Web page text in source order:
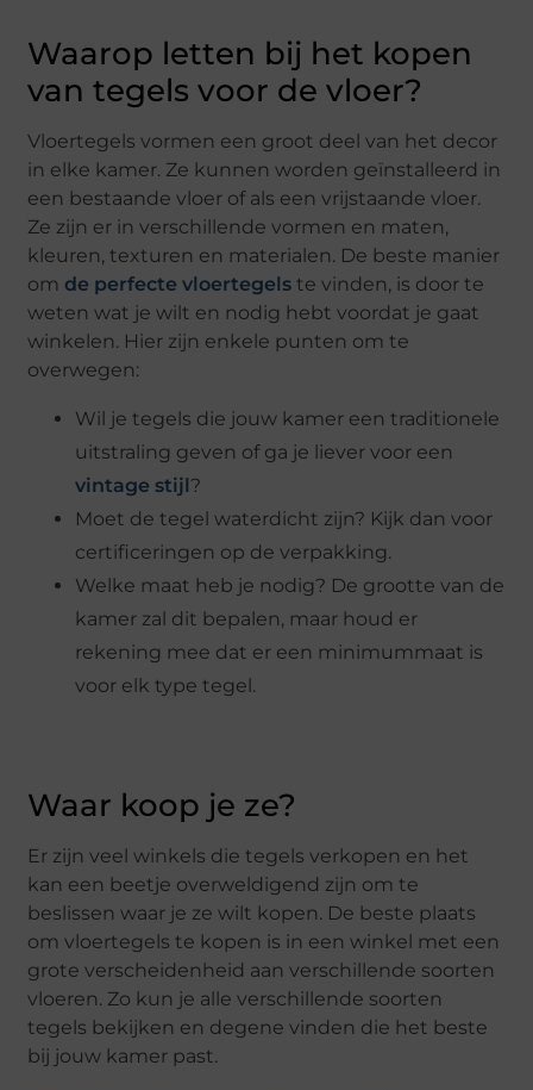
Waarop letten bij het kopen
van tegels voor de vloer?
Vloertegels vormen een groot deel van het decor
in elke kamer. Ze kunnen worden geïnstalleerd in
een bestaande vloer of als een vrijstaande vloer.
Ze zijn er in verschillende vormen en maten,
kleuren, texturen en materialen. De beste manier
om de perfecte vloertegels te vinden, is door te
weten wat je wilt en nodig hebt voordat je gaat
winkelen. Hier zijn enkele punten om te
overwegen:
Wil je tegels die jouw kamer een traditionele
uitstraling geven of ga je liever voor een
vintage stijl?
Moet de tegel waterdicht zijn? Kijk dan voor
certificeringen op de verpakking.
Welke maat heb je nodig? De grootte van de
kamer zal dit bepalen, maar houd er
rekening mee dat er een minimummaat is
voor elk type tegel.
Waar koop je ze?
Er zijn veel winkels die tegels verkopen en het
kan een beetje overweldigend zijn om te
beslissen waar je ze wilt kopen. De beste plaats
om vloertegels te kopen is in een winkel met een
grote verscheidenheid aan verschillende soorten
vloeren. Zo kun je alle verschillende soorten
tegels bekijken en degene vinden die het beste
bij jouw kamer past.